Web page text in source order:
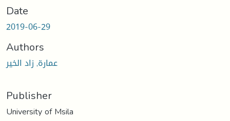
Date
2019-06-29
Authors
عمارة, زاد الخير
Publisher
University of Msila